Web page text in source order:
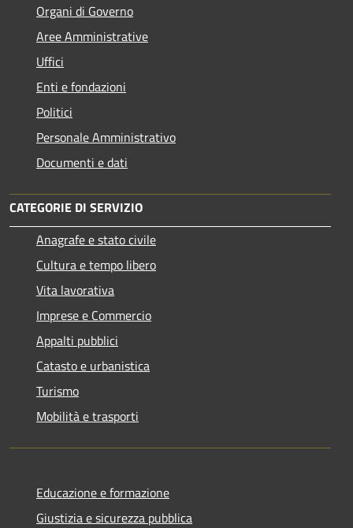
Organi di Governo
Aree Amministrative
Uffici
Enti e fondazioni
Politici
Personale Amministrativo
Documenti e dati
CATEGORIE DI SERVIZIO
Anagrafe e stato civile
Cultura e tempo libero
Vita lavorativa
Imprese e Commercio
Appalti pubblici
Catasto e urbanistica
Turismo
Mobilità e trasporti
Educazione e formazione
Giustizia e sicurezza pubblica